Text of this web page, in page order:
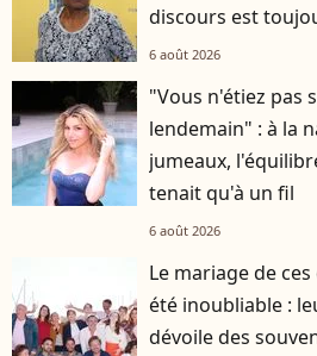
discours est
6 août 2026
"Vous n'étiez pas
lendemain" : à la
jumeaux,
tenait qu'à un fil
6 août 2026
Le mariage de
été inoubliable :
dévoile des